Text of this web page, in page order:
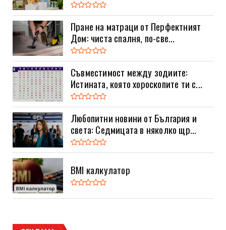
Пране на матраци от Перфектният
Дом: чиста спалня, по-све...
Съвместимост между зодиите:
Истината, която хороскопите ти с...
Любопитни новини от България и
света: Седмицата в няколко щр...
BMI калкулатор